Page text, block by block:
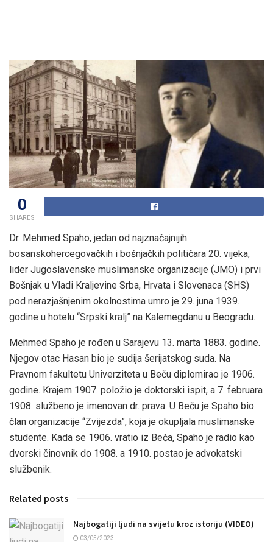
0
SHARES
Dr. Mehmed Spaho, jedan od najznačajnijih
bosanskohercegovačkih i bošnjačkih političara 20. vijeka,
lider Jugoslavenske muslimanske organizacije (JMO) i prvi
Bošnjak u Vladi Kraljevine Srba, Hrvata i Slovenaca (SHS)
pod nerazjašnjenim okolnostima umro je 29. juna 1939.
godine u hotelu “Srpski kralj” na Kalemegdanu u Beogradu.
Mehmed Spaho je rođen u Sarajevu 13. marta 1883. godine.
Njegov otac Hasan bio je sudija šerijatskog suda. Na
Pravnom fakultetu Univerziteta u Beču diplomirao je 1906.
godine. Krajem 1907. položio je doktorski ispit, a 7. februara
1908. službeno je imenovan dr. prava. U Beču je Spaho bio
član organizacije “Zvijezda”, koja je okupljala muslimanske
studente. Kada se 1906. vratio iz Beča, Spaho je radio kao
dvorski činovnik do 1908. a 1910. postao je advokatski
službenik.
Related posts
Najbogatiji ljudi na svijetu kroz istoriju (VIDEO)
03/05/2023